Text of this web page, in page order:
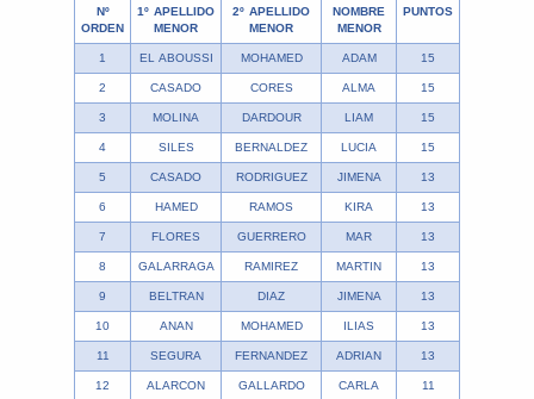
Nº
ORDEN
1º APELLIDO
MENOR
2º APELLIDO
MENOR
NOMBRE
MENOR
PUNTOS
1 EL ABOUSSI MOHAMED ADAM 15
2 CASADO CORES ALMA 15
3 MOLINA DARDOUR LIAM 15
4 SILES BERNALDEZ LUCIA 15
5 CASADO RODRIGUEZ JIMENA 13
6 HAMED RAMOS KIRA 13
7 FLORES GUERRERO MAR 13
8 GALARRAGA RAMIREZ MARTIN 13
9 BELTRAN DIAZ JIMENA 13
10 ANAN MOHAMED ILIAS 13
11 SEGURA FERNANDEZ ADRIAN 13
12 ALARCON GALLARDO CARLA 11